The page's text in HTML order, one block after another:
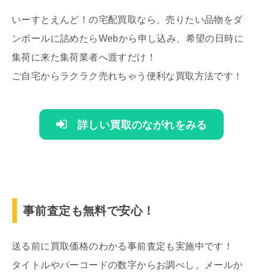
いーすとえんど！の宅配買取なら、売りたい品物をダ
ンボールに詰めたらWebから申し込み、希望の日時に
集荷に来た集荷業者へ渡すだけ！
ご自宅からラクラク売れちゃう便利な買取方法です！
詳しい買取のながれをみる
事前査定も無料で安心！
送る前に買取価格のわかる事前査定も実施中です！
タイトルやバーコードの数字からお調べし、メールか